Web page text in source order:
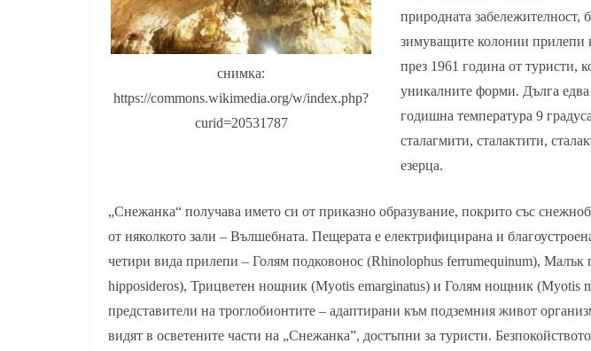
снимка:
https://commons.wikimedia.org/w/index.php?
curid=20531787
природната забележителност,
зимуващите колонии прилепи
през 1961 година от туристи,
уникалните форми. Дълга
годишна температура 9
сталагмити, сталактити,
езерца.
„Снежанка“ получава името си от приказно образувание, покрито със
от няколкото зали – Вълшебната. Пещерата е електрифицирана и
четири вида прилепи – Голям подковонос (Rhinolophus ferrumequinum), Малък
hipposideros), Трицветен нощник (Myotis emarginatus) и Голям нощник (Myotis
представители на троглобионтите – адаптирани към подземния живот
видят в осветените части на „Снежанка”, достъпни за туристи.